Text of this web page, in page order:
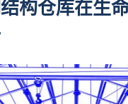
构仓库在生